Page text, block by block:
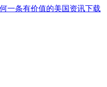
一条有价值的美国资讯下载